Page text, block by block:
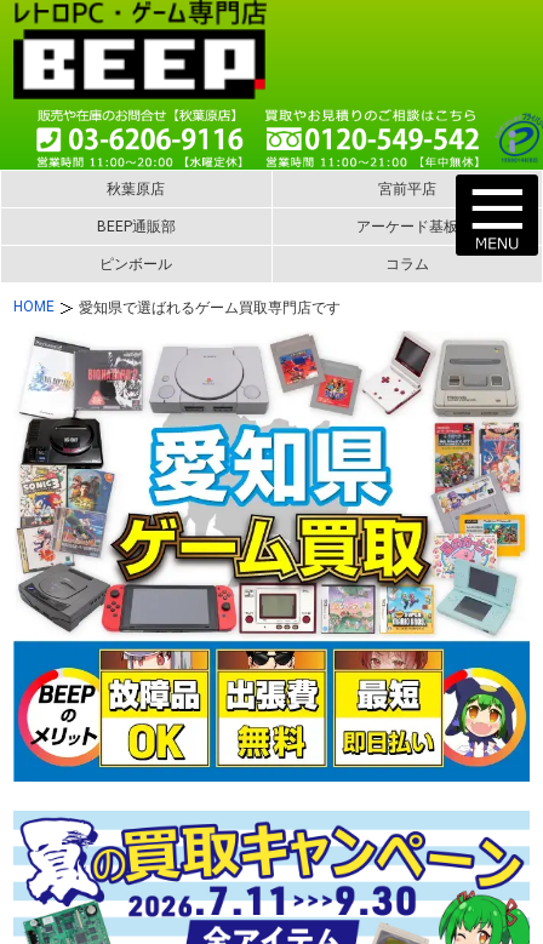
秋葉原店 宮前平店
BEEP通販部 アーケード基板
ピンボール コラム
HOME 愛知県で選ばれるゲーム買取専門店です